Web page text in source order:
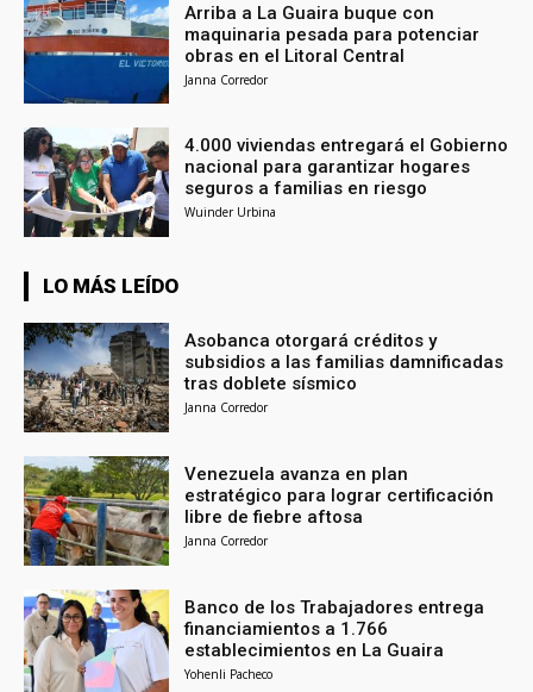
Arriba a La Guaira buque con
maquinaria pesada para potenciar
obras en el Litoral Central
Janna Corredor
4.000 viviendas entregará el Gobierno
nacional para garantizar hogares
seguros a familias en riesgo
Wuinder Urbina
LO MÁS LEÍDO
Asobanca otorgará créditos y
subsidios a las familias damnificadas
tras doblete sísmico
Janna Corredor
Venezuela avanza en plan
estratégico para lograr certificación
libre de fiebre aftosa
Janna Corredor
Banco de los Trabajadores entrega
financiamientos a 1.766
establecimientos en La Guaira
Yohenli Pacheco